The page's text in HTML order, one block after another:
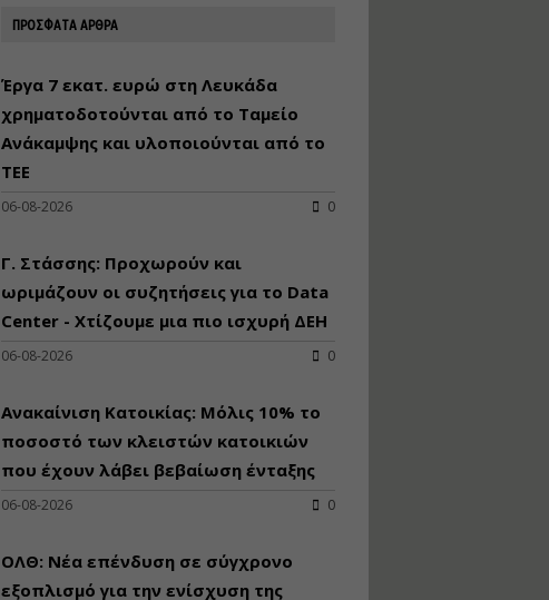
ΠΡΟΣΦΑΤΑ ΑΡΘΡΑ
Έργα 7 εκατ. ευρώ στη Λευκάδα
χρηματοδοτούνται από το Ταμείο
Ανάκαμψης και υλοποιούνται από το
ΤΕΕ
06-08-2026 0
Γ. Στάσσης: Προχωρούν και
ωριμάζουν οι συζητήσεις για το Data
Center - Χτίζουμε μια πιο ισχυρή ΔΕΗ
06-08-2026 0
Ανακαίνιση Κατοικίας: Μόλις 10% το
ποσοστό των κλειστών κατοικιών
που έχουν λάβει βεβαίωση ένταξης
06-08-2026 0
ΟΛΘ: Νέα επένδυση σε σύγχρονο
εξοπλισμό για την ενίσχυση της
κoλυμβητικής
υδατοδεξαμενής
Χρήστος Ροδόπουλος
Διάρκεια: 14 ώρες
Διαδικασία
αδειοδότησης και
έκδοσης
κατάταξης
Εισηγητές:
Γραμματή Μπακλατσή
Νικόλαος Σαρούκος
Διάρκεια: 8 ώρες